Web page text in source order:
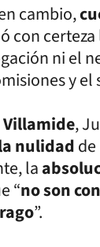
cambio,
con
ni el
y el
Villamide,
nulidad
la
“no son
”.